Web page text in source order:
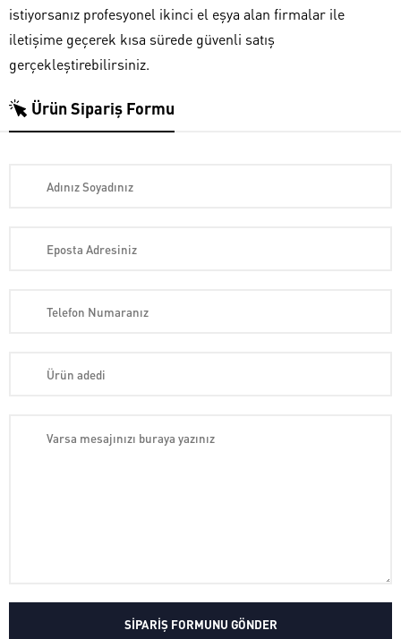
istiyorsanız profesyonel ikinci el eşya alan firmalar ile
iletişime geçerek kısa sürede güvenli satış
gerçekleştirebilirsiniz.
Ürün Sipariş Formu